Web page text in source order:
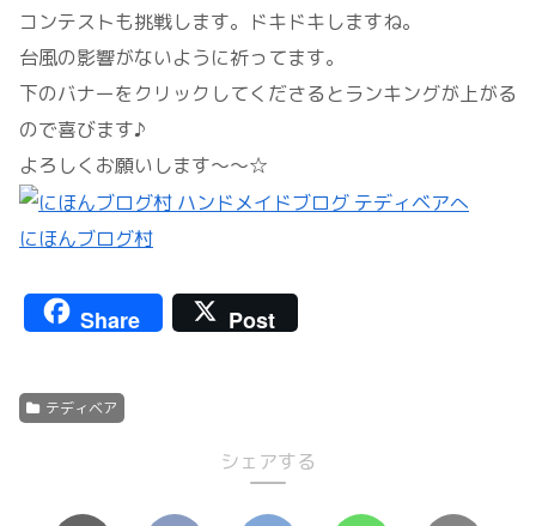
コンテストも挑戦します。ドキドキしますね。
台風の影響がないように祈ってます。
下のバナーをクリックしてくださるとランキングが上がる
ので喜びます♪
よろしくお願いします～～☆
にほんブログ村
Share Post
テディベア
シェアする